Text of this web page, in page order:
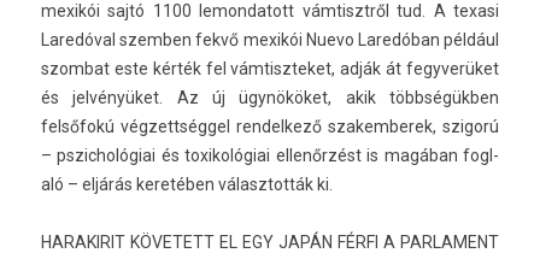
mexikói sajtó 1100 lemon­datott vám­tisztről tud. A texasi
Laredóval szemb­en fekvő mexikói Nuevo Laredóban például
szom­bat este kérték fel vám­tiszteket, adják át fegyverüket
és jelvényüket. Az új ügynököket, akik többségükben
felsőfokú vég­zettség­gel re­ndel­kező szakem­berek, szigorú
– pszic­hológiai és toxikológiai ellenőrzést is magában fogl­
aló – eljárás keretében választot­ták ki.
HARAKIRIT KÖVETETT EL EGY JAPÁN FÉRFI A PAR­LA­MENT